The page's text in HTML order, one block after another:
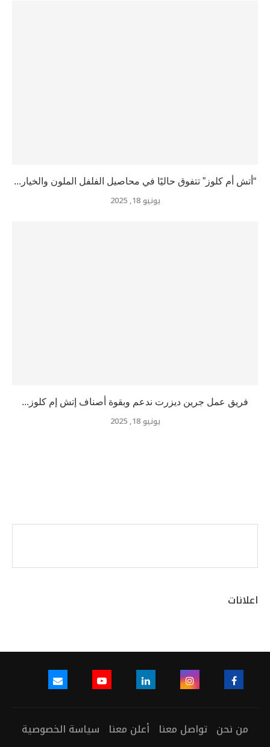
“أتش أم كلوز” تتفوق حاليًا في محاصيل الفلفل الملون والخيار...
يونيو 18, 2025
فريق عمل جرين ديزرت ندعم وبقوة أصناف إتش إم كلوز...
يونيو 18, 2025
اعلانات
من نحن تواصل معنا أعلن معنا سياسة الخصوصية